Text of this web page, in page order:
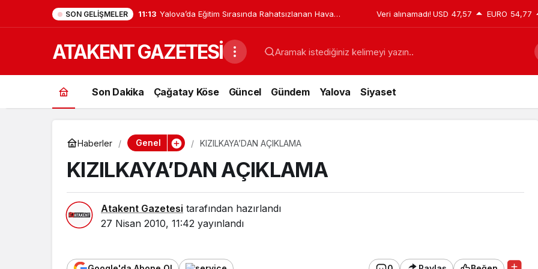
SON GELIŞMELER 11:13 Yalova’da Eğitim Sırasında Rahatsızlanan Hava
Harp Okulu Öğrencisi Veli Bilgin Şehit Oldu
Veri alınamadı! USD 47,57 EURO 54,77
ATAKENT GAZETESİ Aramak istediğiniz kelimeyi yazın..
Son Dakika Çağatay Köse Güncel Gündem Yalova Siyaset
Haberler Genel KIZILKAYA’DAN AÇIKLAMA
KIZILKAYA’DAN AÇIKLAMA
Atakent Gazetesi tarafından hazırlandı
27 Nisan 2010, 11:42 yayınlandı